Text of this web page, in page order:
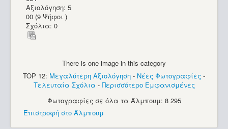
Apple Imac G3_3
Αξιολόγηση: 5
00 (9 Ψήφοι )
Σχόλια: 0
There is one image in this category
TOP 12: Μεγαλύτερη Αξιολόγηση - Νέες Φωτογραφίες -
Τελευταία Σχόλια - Περισσότερο Εμφανισμένες
Φωτογραφίες σε όλα τα Άλμπουμ: 8 295
Επιστροφή στο Άλμπουμ